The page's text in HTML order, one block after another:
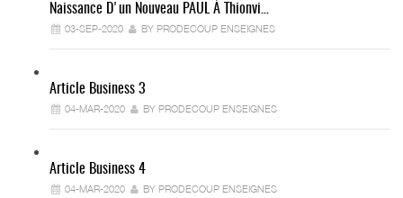
Naissance D'un Nouveau PAUL À Thionvi…
03-SEP-2020 BY PRODECOUP ENSEIGNES
Article Business 3
04-MAR-2020 BY PRODECOUP ENSEIGNES
Article Business 4
04-MAR-2020 BY PRODECOUP ENSEIGNES